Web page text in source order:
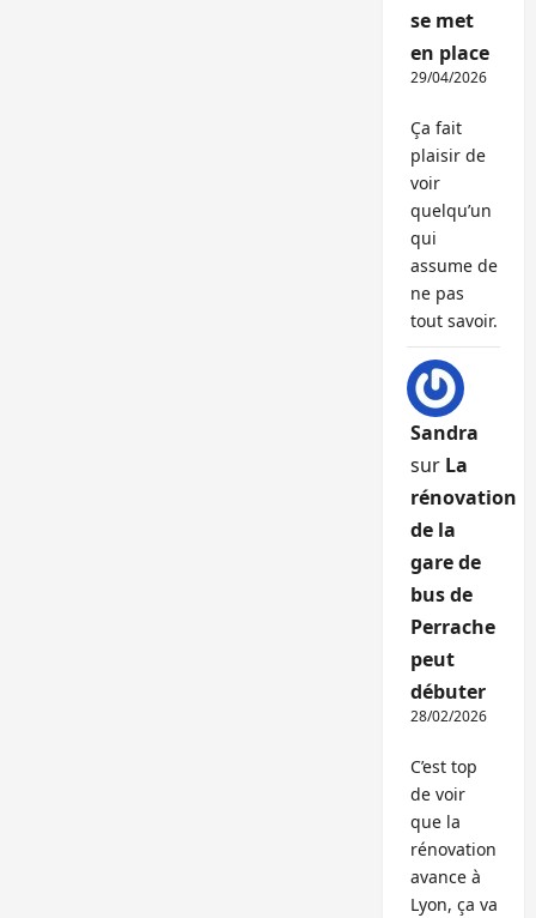
se met
en place
29/04/2026
Ça fait
plaisir de
voir
quelqu’un
qui
assume de
ne pas
tout savoir.
Sandra
sur La
rénovation
de la
gare de
bus de
Perrache
peut
débuter
28/02/2026
C’est top
de voir
que la
rénovation
avance à
Lyon, ça va